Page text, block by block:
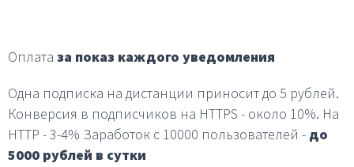
Оплата за показ каждого уведомления
Одна подписка на дистанции приносит до 5 рублей.
Конверсия в подписчиков на HTTPS - около 10%. На
HTTP - 3-4% Заработок с 10000 пользователей - до
5000 рублей в сутки